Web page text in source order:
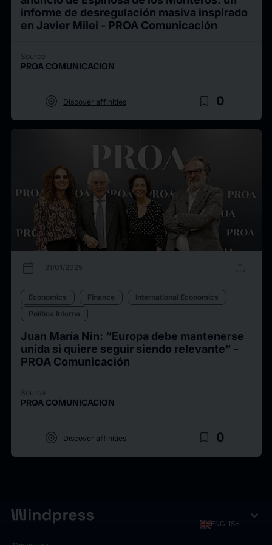
informe de desregulación masiva inspirado
en Javier Milei - PROA Comunicación
Source
PROA COMUNICACION
target Discover affinities bookmark_border 0
calendar_today 31/01/2025 upload
Economics Finance
International Economics
Politica Interna
Juan María Nin: “Europa debe mantenerse
unida si quiere seguir siendo relevante” -
PROA Comunicación
Source
PROA COMUNICACION
target Discover affinities bookmark_border 0
ENGLISH expand_more